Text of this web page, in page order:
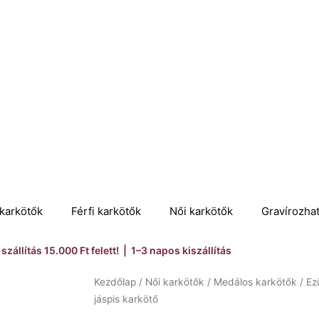
Férfi karkötők Női karkötők
szállítás 15.000 Ft felett! | 1–3 napos kiszállítás
Kezdőlap / Női karkötők / Medálos karkötők /
jáspis karkötő